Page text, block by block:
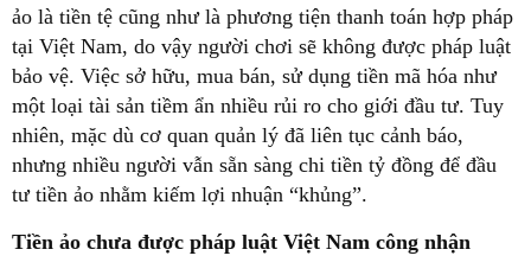
ảo là tiền tệ cũng như là phương tiện thanh toán hợp pháp
tại Việt Nam, do vậy người chơi sẽ không được pháp luật
bảo vệ. Việc sở hữu, mua bán, sử dụng tiền mã hóa như
một loại tài sản tiềm ẩn nhiều rủi ro cho giới đầu tư. Tuy
nhiên, mặc dù cơ quan quản lý đã liên tục cảnh báo,
nhưng nhiều người vẫn sẵn sàng chi tiền tỷ đồng để đầu
tư tiền ảo nhằm kiếm lợi nhuận “khủng”.
Tiền ảo chưa được pháp luật Việt Nam công nhận